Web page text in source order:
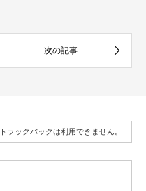
トラックバックは利用できません。